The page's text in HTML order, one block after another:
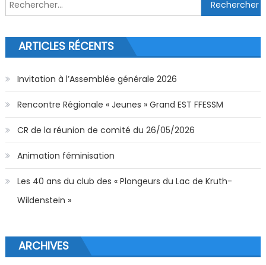
ARTICLES RÉCENTS
Invitation à l’Assemblée générale 2026
Rencontre Régionale « Jeunes » Grand EST FFESSM
CR de la réunion de comité du 26/05/2026
Animation féminisation
Les 40 ans du club des « Plongeurs du Lac de Kruth-
Wildenstein »
ARCHIVES